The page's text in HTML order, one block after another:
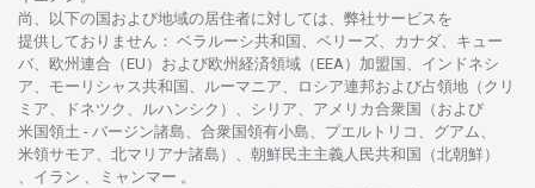
尚、
以下の国および地域の居住者に対しては、 弊社サービスを
提供しておりません ： ベラルーシ共和国、ベリーズ、カナダ、キュー
バ、 欧州連合 （EU） および欧州経済領域 （EEA）加盟国、インドネシ
ア、 モーリシャス共和国、ルーマニア、 ロシア連邦および占領地 （クリ
ミア、ドネツク、ルハンシク）、シリア、 アメリカ合衆国
（および
米国領土 - バージン諸島、合衆国領有小島、プエルトリコ、グアム、
米領サモア、 北マリアナ諸島）、 朝鮮民主主義人民共和国
（北朝鮮）
、イラン 、ミャンマー 。